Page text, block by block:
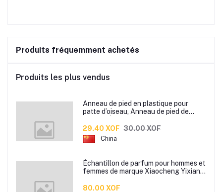
Produits fréquemment achetés
Produits les plus vendus
Anneau de pied en plastique pour
patte d’oiseau, Anneau de pied de
pour oiseaux
29.40 XOF 30.00 XOF
China
Échantillon de parfum pour hommes et
femmes de marque Xiaocheng Yixiang
80.00 XOF